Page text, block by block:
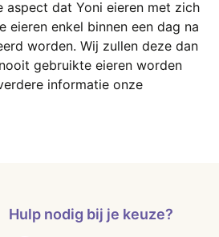
aspect dat Yoni eieren met zich
eieren enkel binnen een dag na
worden. Wij zullen deze dan
gebruikte eieren worden
informatie onze
Hulp nodig bij je keuze?